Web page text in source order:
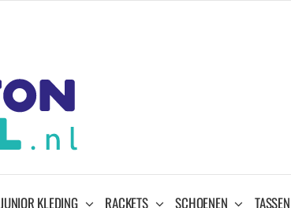
JUNIOR KLEDING RACKETS SCHOENEN TASSEN